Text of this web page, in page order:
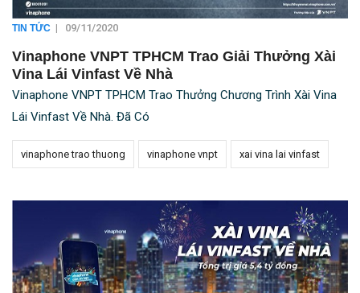
TIN TỨC | 09/11/2020
Vinaphone VNPT TPHCM Trao Giải Thưởng Xài
Vina Lái Vinfast Về Nhà
Vinaphone VNPT TPHCM Trao Thưởng Chương Trình Xài Vina
Lái Vinfast Về Nhà. Đã Có
vinaphone trao thuong vinaphone vnpt xai vina lai vinfast